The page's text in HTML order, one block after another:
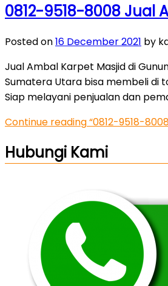
0812-9518-8008 Jual
Posted on16 December 2021 by
Jual Ambal Karpet Masjid di
Sumatera Utara bisa membeli di
Siap melayani penjualan dan
Continue reading“0812-9518-
Hubungi Kami